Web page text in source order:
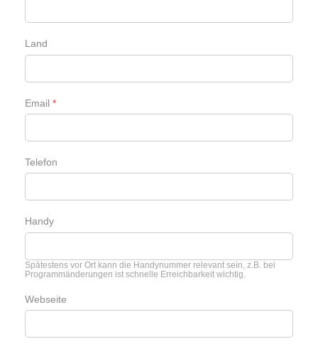
Land
Email *
Telefon
Handy
Spätestens vor Ort kann die Handynummer relevant sein, z.B. bei
Programmänderungen ist schnelle Erreichbarkeit wichtig.
Webseite